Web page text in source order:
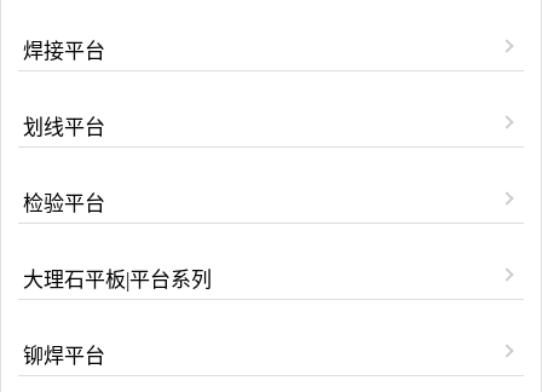
焊接平台
划线平台
检验平台
大理石平板|平台系列
铆焊平台